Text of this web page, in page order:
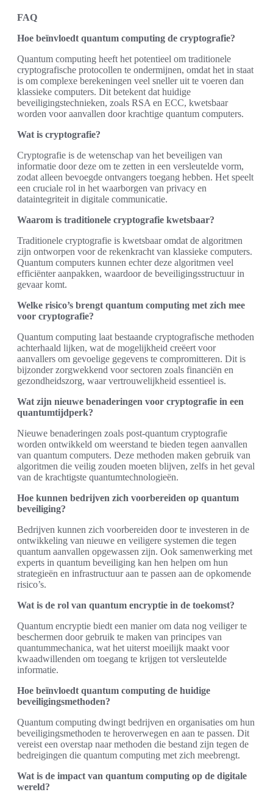
FAQ
Hoe beïnvloedt quantum computing de cryptografie?
Quantum computing heeft het potentieel om traditionele
cryptografische protocollen te ondermijnen, omdat het in staat
is om complexe berekeningen veel sneller uit te voeren dan
klassieke computers. Dit betekent dat huidige
beveiligingstechnieken, zoals RSA en ECC, kwetsbaar
worden voor aanvallen door krachtige quantum computers.
Wat is cryptografie?
Cryptografie is de wetenschap van het beveiligen van
informatie door deze om te zetten in een versleutelde vorm,
zodat alleen bevoegde ontvangers toegang hebben. Het speelt
een cruciale rol in het waarborgen van privacy en
dataintegriteit in digitale communicatie.
Waarom is traditionele cryptografie kwetsbaar?
Traditionele cryptografie is kwetsbaar omdat de algoritmen
zijn ontworpen voor de rekenkracht van klassieke computers.
Quantum computers kunnen echter deze algoritmen veel
efficiënter aanpakken, waardoor de beveiligingsstructuur in
gevaar komt.
Welke risico’s brengt quantum computing met zich mee
voor cryptografie?
Quantum computing laat bestaande cryptografische methoden
achterhaald lijken, wat de mogelijkheid creëert voor
aanvallers om gevoelige gegevens te compromitteren. Dit is
bijzonder zorgwekkend voor sectoren zoals financiën en
gezondheidszorg, waar vertrouwelijkheid essentieel is.
Wat zijn nieuwe benaderingen voor cryptografie in een
quantumtijdperk?
Nieuwe benaderingen zoals post-quantum cryptografie
worden ontwikkeld om weerstand te bieden tegen aanvallen
van quantum computers. Deze methoden maken gebruik van
algoritmen die veilig zouden moeten blijven, zelfs in het geval
van de krachtigste quantumtechnologieën.
Hoe kunnen bedrijven zich voorbereiden op quantum
beveiliging?
Bedrijven kunnen zich voorbereiden door te investeren in de
ontwikkeling van nieuwe en veiligere systemen die tegen
quantum aanvallen opgewassen zijn. Ook samenwerking met
experts in quantum beveiliging kan hen helpen om hun
strategieën en infrastructuur aan te passen aan de opkomende
risico’s.
Wat is de rol van quantum encryptie in de toekomst?
Quantum encryptie biedt een manier om data nog veiliger te
beschermen door gebruik te maken van principes van
quantummechanica, wat het uiterst moeilijk maakt voor
kwaadwillenden om toegang te krijgen tot versleutelde
informatie.
Hoe beïnvloedt quantum computing de huidige
beveiligingsmethoden?
Quantum computing dwingt bedrijven en organisaties om hun
beveiligingsmethoden te heroverwegen en aan te passen. Dit
vereist een overstap naar methoden die bestand zijn tegen de
bedreigingen die quantum computing met zich meebrengt.
Wat is de impact van quantum computing op de digitale
wereld?